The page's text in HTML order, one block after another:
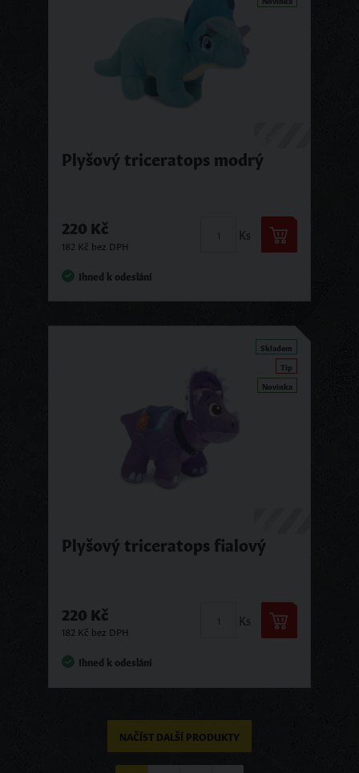
Plyšový triceratops modrý
220 Kč
182 Kč bez DPH
Ks
Ihned k odeslání
Skladem
Tip
Novinka
Plyšový triceratops fialový
220 Kč
182 Kč bez DPH
Ks
Ihned k odeslání
NAČÍST DALŠÍ PRODUKTY